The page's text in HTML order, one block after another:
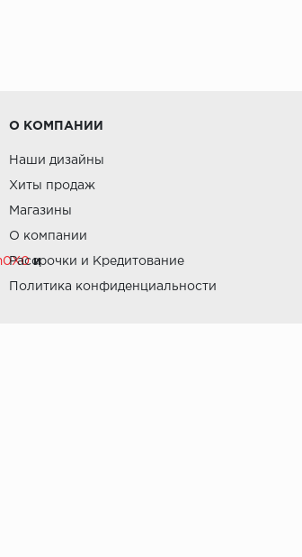
и
О КОМПАНИИ
Наши дизайны
Хиты продаж
Магазины
О компании
Рассрочки и Кредитование
Политика конфиденциальности